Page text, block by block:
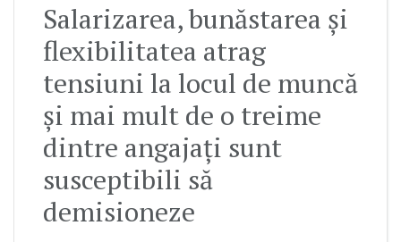
Salarizarea, bunăstarea și
flexibilitatea atrag
tensiuni la locul de muncă
și mai mult de o treime
dintre angajați sunt
susceptibili să
demisioneze